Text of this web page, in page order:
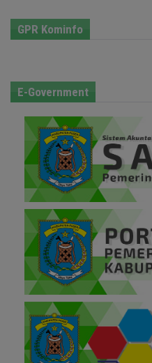
GPR Kominfo
E-Government